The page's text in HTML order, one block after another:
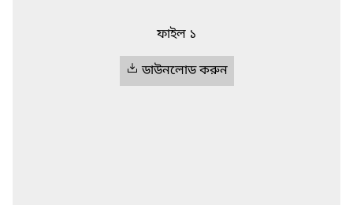
ফাইল ১
ডাউনলোড করুন